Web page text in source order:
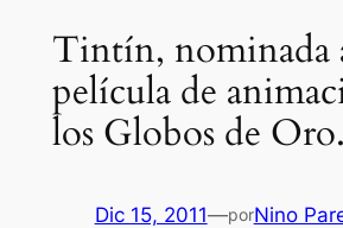
Tintín, nominada
película de
los Globos de Oro.
Dic 15, 2011—porNino